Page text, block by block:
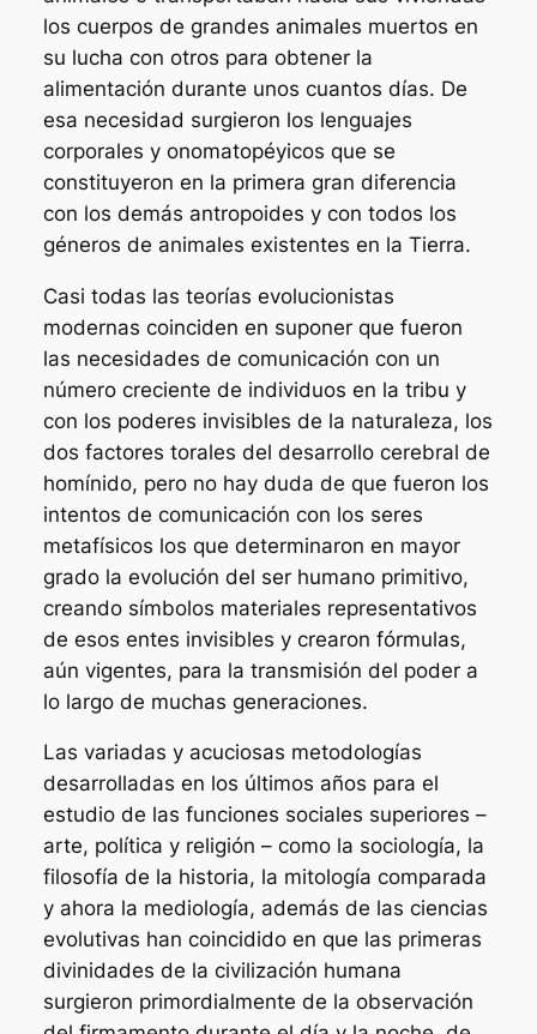
los cuerpos de grandes animales muertos en
su lucha con otros para obtener la
alimentación durante unos cuantos días. De
esa necesidad surgieron los lenguajes
corporales y onomatopéyicos que se
constituyeron en la primera gran diferencia
con los demás antropoides y con todos los
géneros de animales existentes en la Tierra.
Casi todas las teorías evolucionistas
modernas coinciden en suponer que fueron
las necesidades de comunicación con un
número creciente de individuos en la tribu y
con los poderes invisibles de la naturaleza, los
dos factores torales del desarrollo cerebral de
homínido, pero no hay duda de que fueron los
intentos de comunicación con los seres
metafísicos los que determinaron en mayor
grado la evolución del ser humano primitivo,
creando símbolos materiales representativos
de esos entes invisibles y crearon fórmulas,
aún vigentes, para la transmisión del poder a
lo largo de muchas generaciones.
Las variadas y acuciosas metodologías
desarrolladas en los últimos años para el
estudio de las funciones sociales superiores –
arte, política y religión – como la sociología, la
filosofía de la historia, la mitología comparada
y ahora la mediología, además de las ciencias
evolutivas han coincidido en que las primeras
divinidades de la civilización humana
surgieron primordialmente de la observación